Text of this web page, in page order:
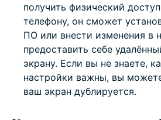
получить физический
телефону, он сможет
ПО или внести изменения в
предоставить себе
экрану. Если вы не знаете,
настройки важны, вы
ваш экран дублируется.